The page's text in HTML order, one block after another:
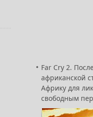
Far Cry 2.
африканской
Африку для
свободным